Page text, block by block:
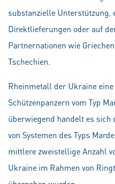
substanzielle Unterstützung,
Direktlieferungen oder auf
Partnernationen wie
Tschechien.
Rheinmetall der Ukraine
Schützenpanzern vom Typ
überwiegend handelt es
von Systemen des Typs
mittlere zweistellige Anzahl
Ukraine im Rahmen von